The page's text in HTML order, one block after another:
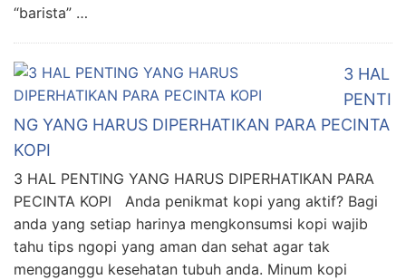
“barista” …
3 HAL
PENTI
NG YANG HARUS DIPERHATIKAN PARA PECINTA
KOPI
3 HAL PENTING YANG HARUS DIPERHATIKAN PARA
PECINTA KOPI Anda penikmat kopi yang aktif? Bagi
anda yang setiap harinya mengkonsumsi kopi wajib
tahu tips ngopi yang aman dan sehat agar tak
mengganggu kesehatan tubuh anda. Minum kopi